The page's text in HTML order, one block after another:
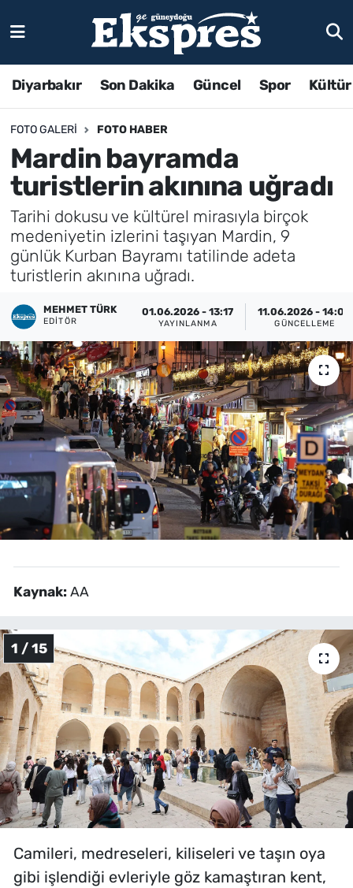
Diyarbakır Son Dakika Güncel Spor
FOTO GALERI FOTO HABER
Mardin bayramda
turistlerin akınına uğradı
Tarihi dokusu ve kültürel mirasıyla birçok
medeniyetin izlerini taşıyan Mardin, 9
günlük Kurban Bayramı tatilinde adeta
turistlerin akınına uğradı.
MEHMET TÜRK
EDITÖR
01.06.2026 - 13:17
YAYINLANMA
11.06.2026 - 14:00
GÜNCELLEME
Kaynak: AA
1 / 15
Camileri, medreseleri, kiliseleri ve taşın oya
gibi işlendiği evleriyle göz kamaştıran kent,